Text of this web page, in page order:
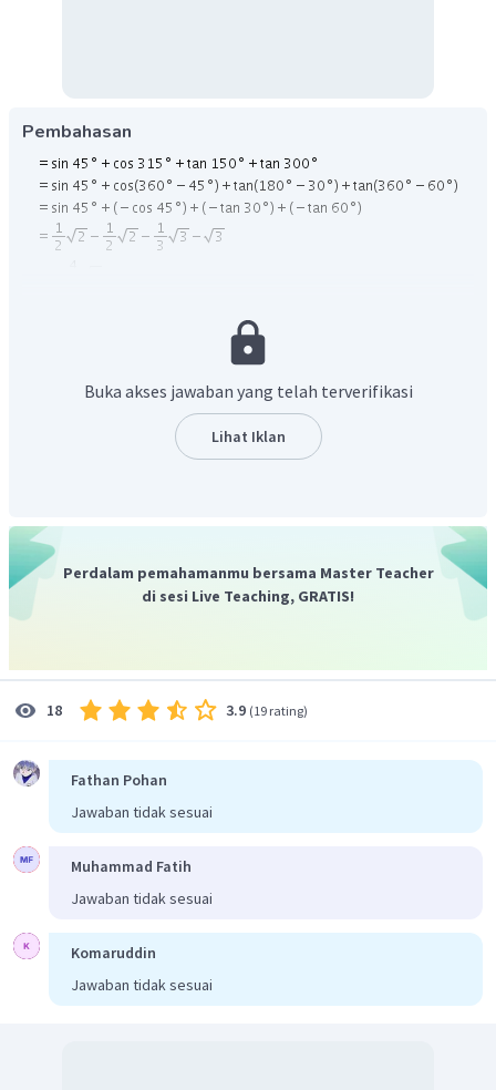
Pembahasan
Buka akses jawaban yang telah terverifikasi
Lihat Iklan
Perdalam pemahamanmu bersama Master Teacher
di sesi Live Teaching, GRATIS!
18 3.9 (19 rating)
Fathan Pohan
Jawaban tidak sesuai
Muhammad Fatih
Jawaban tidak sesuai
Komaruddin
Jawaban tidak sesuai